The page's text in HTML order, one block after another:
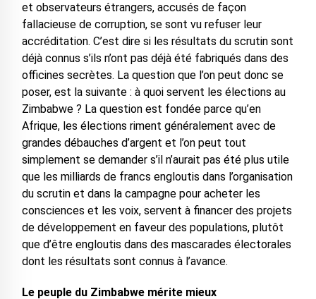
et observateurs étrangers, accusés de façon
fallacieuse de corruption, se sont vu refuser leur
accréditation. C’est dire si les résultats du scrutin sont
déjà connus s’ils n’ont pas déjà été fabriqués dans des
officines secrètes. La question que l’on peut donc se
poser, est la suivante : à quoi servent les élections au
Zimbabwe ? La question est fondée parce qu’en
Afrique, les élections riment généralement avec de
grandes débauches d’argent et l’on peut tout
simplement se demander s’il n’aurait pas été plus utile
que les milliards de francs engloutis dans l’organisation
du scrutin et dans la campagne pour acheter les
consciences et les voix, servent à financer des projets
de développement en faveur des populations, plutôt
que d’être engloutis dans des mascarades électorales
dont les résultats sont connus à l’avance.
Le peuple du Zimbabwe mérite mieux